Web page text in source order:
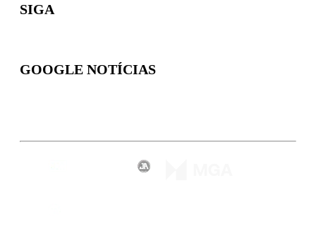
SIGA
GOOGLE NOTÍCIAS